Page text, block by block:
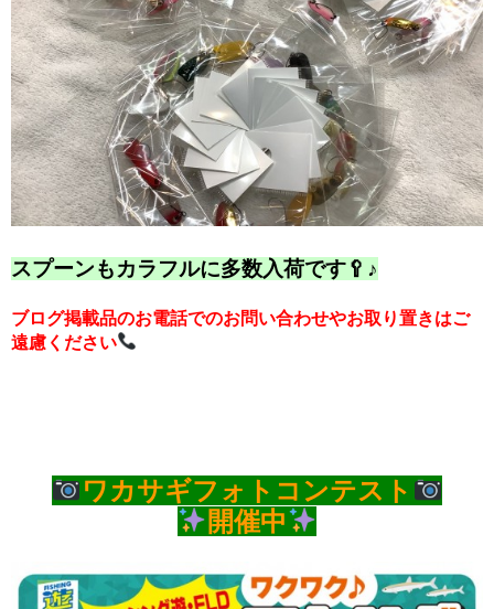
スプーンもカラフルに多数入荷です🥄♪
ブログ掲載品のお電話でのお問い合わせやお取り置きはご
遠慮ください
ワカサギフォトコンテスト
開催中